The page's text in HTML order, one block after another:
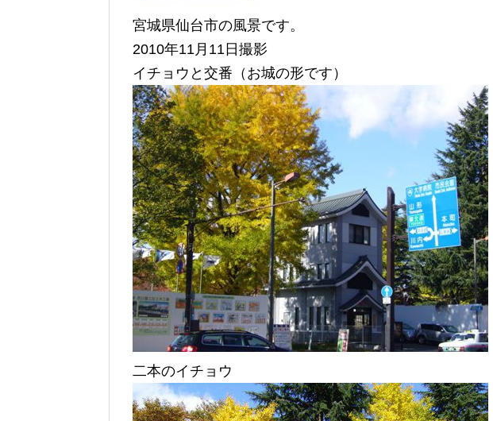
宮城県仙台市の風景です。
2010年11月11日撮影
イチョウと交番（お城の形です）
二本のイチョウ